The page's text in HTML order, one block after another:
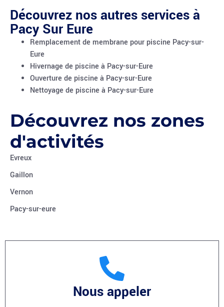
Découvrez nos autres services à
Pacy Sur Eure
Remplacement de membrane pour piscine Pacy-sur-
Eure
Hivernage de piscine à Pacy-sur-Eure
Ouverture de piscine à Pacy-sur-Eure
Nettoyage de piscine à Pacy-sur-Eure
Découvrez nos zones
d'activités
Evreux
Gaillon
Vernon
Pacy-sur-eure
Nous appeler